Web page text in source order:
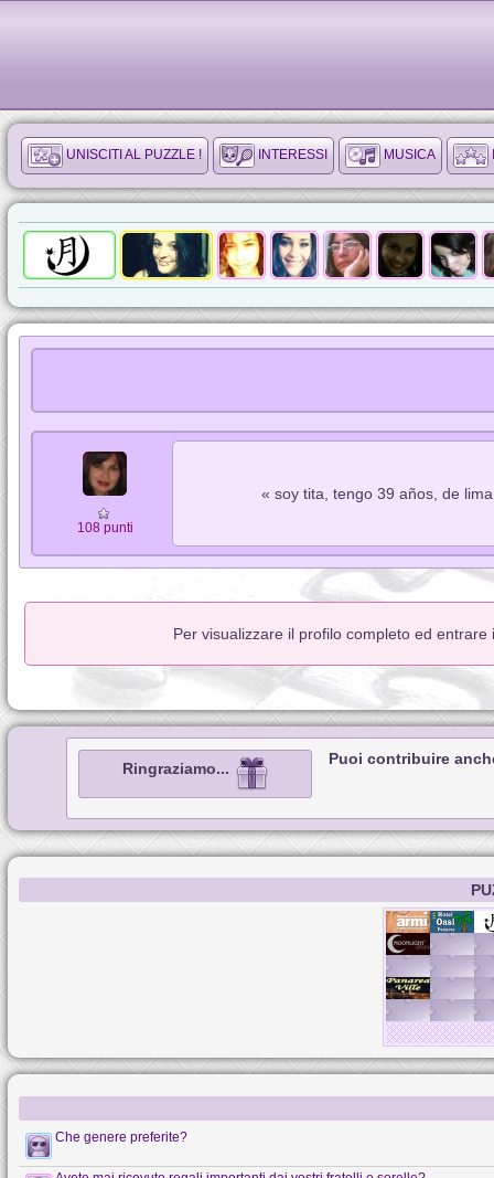
UNISCITI AL PUZZLE ! INTERESSI MUSICA
108 punti
« soy tita, tengo 39 años, de
Per visualizzare il profilo completo ed
Ringraziamo...
Puoi contribuire
Che genere preferite?